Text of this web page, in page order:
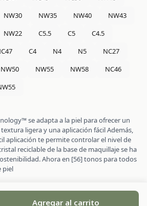
NW30 NW35 NW40
NW43
NW22 C5.5 C5
C4.5
C4 N4 N5
NC27
NW50 NW55 NW58
NC46
se adapta a la piel para ofrecer un
ligera y una aplicación fácil Además,
aplicación te permite controlar el nivel de
reciclable de la base de maquillaje se ha
Ahora en [56] tonos para todos
piel
Agregar al carrito